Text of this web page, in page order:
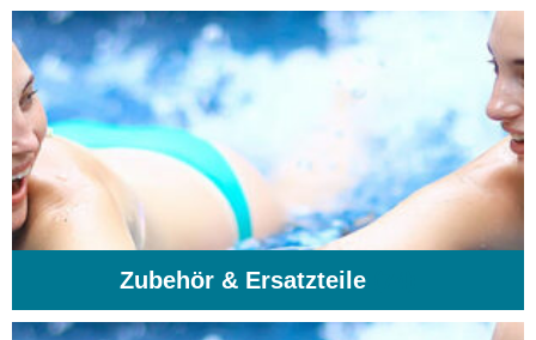
Zubehör & Ersatzteile